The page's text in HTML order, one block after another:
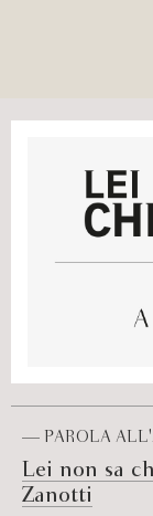
— PAROLA
Lei non sa
Zanotti